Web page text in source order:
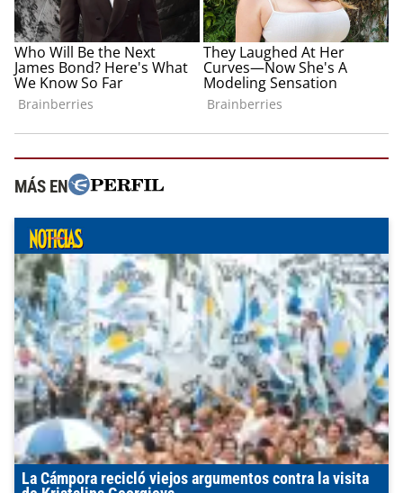
MÁS EN
La Cámpora recicló viejos argumentos contra la visita